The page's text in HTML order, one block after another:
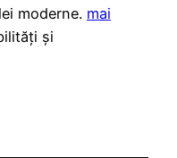
moderne. mai
și